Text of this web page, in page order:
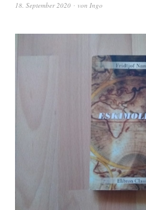
18. September 2020 von Ingo